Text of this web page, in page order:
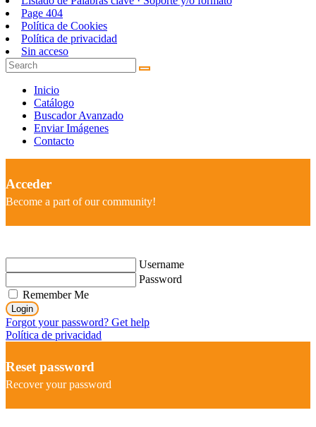
Page 404
Política de Cookies
Política de privacidad
Sin acceso
Inicio
Catálogo
Buscador Avanzado
Enviar Imágenes
Contacto
Acceder
Become a part of our community!
Username
Password
Remember Me
Login
Forgot your password? Get help
Política de privacidad
Reset password
Recover your password